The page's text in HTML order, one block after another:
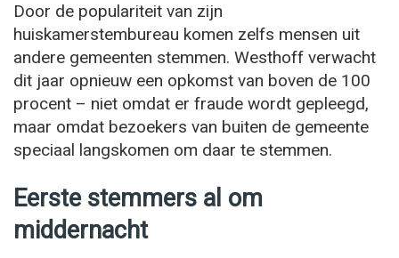
Door de populariteit van zijn
huiskamerstembureau komen zelfs mensen uit
andere gemeenten stemmen. Westhoff verwacht
dit jaar opnieuw een opkomst van boven de 100
procent – niet omdat er fraude wordt gepleegd,
maar omdat bezoekers van buiten de gemeente
speciaal langskomen om daar te stemmen.
Eerste stemmers al om
middernacht